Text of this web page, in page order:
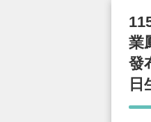
業
發
日